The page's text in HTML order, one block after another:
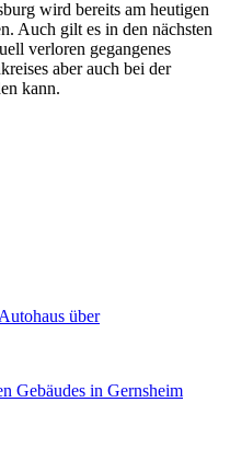
wird bereits am heutigen
Auch gilt es in den nächsten
verloren gegangenes
aber auch bei der
kann.
über
Gebäudes in Gernsheim